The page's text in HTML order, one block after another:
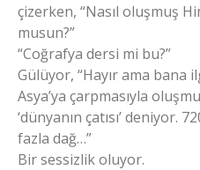
çizerken, “Nasıl oluşmuş
musun?”
“Coğrafya dersi mi bu?”
Gülüyor, “Hayır ama bana
Asya’ya çarpmasıyla
‘dünyanın çatısı’ deniyor.
fazla dağ…”
Bir sessizlik oluyor.